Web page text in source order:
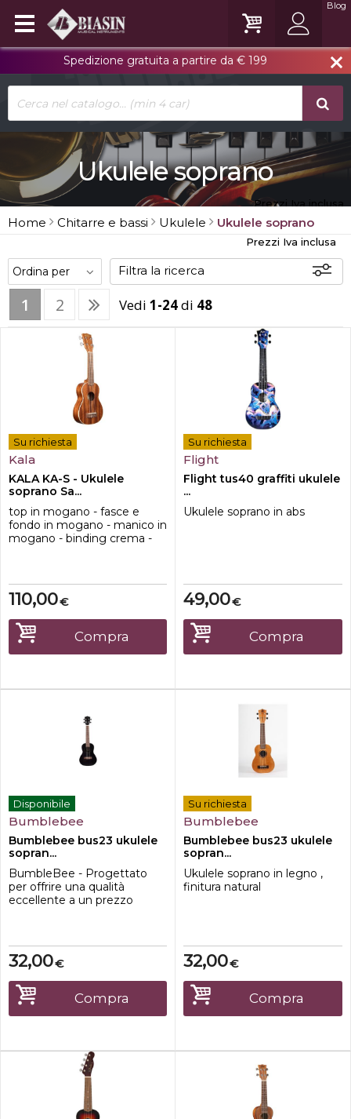
close
Spedizione gratuita a partire da € 199
Blog
Ukulele soprano
Prezzi Iva inclusa
Home Chitarre e bassi Ukulele Ukulele soprano
Prezzi Iva inclusa
Filtra la ricerca
Offerte Disponibili
1 2 Vedi 1-24di 48
Su richiesta
Kala
KALA KA-S - Ukulele
soprano Sa...
top in mogano - fasce e
fondo in mogano - manico in
mogano - binding crema -
finitura satinata - corde
Aquila Super Nylgut®
€
110,00
Compra
Su richiesta
Flight
Flight tus40 graffiti ukulele
...
Ukulele soprano in abs
€
49,00
Compra
Disponibile
Bumblebee
Bumblebee bus23 ukulele
sopran...
BumbleBee - Progettato
per offrire una qualità
eccellente a un prezzo
proiezione del suono e
suonabilità. La finitura a poro
aperto di questi modelli li
distingue dagli altri ukulele di
questa fascia di prezzo.
€
32,00
Compra
Su richiesta
Bumblebee
Bumblebee bus23 ukulele
sopran...
Ukulele soprano in legno ,
finitura natural
€
32,00
Compra